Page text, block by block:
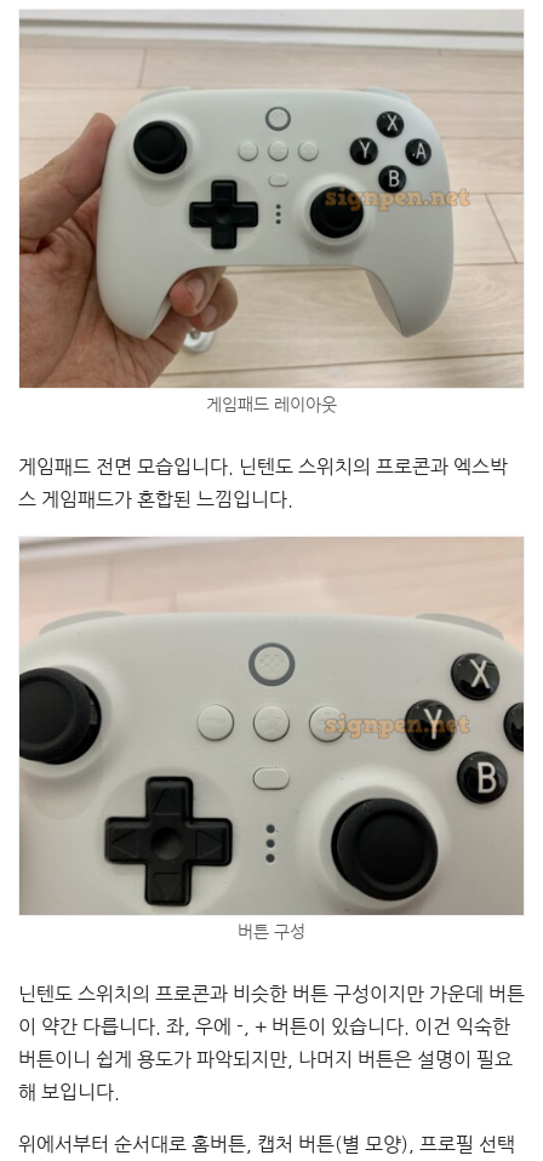
게임패드 레이아웃
게임패드 전면 모습입니다. 닌텐도 스위치의 프로콘과 엑스박
스 게임패드가 혼합된 느낌입니다.
버튼 구성
닌텐도 스위치의 프로콘과 비슷한 버튼 구성이지만 가운데 버튼
이 약간 다릅니다. 좌, 우에 -, + 버튼이 있습니다. 이건 익숙한
버튼이니 쉽게 용도가 파악되지만, 나머지 버튼은 설명이 필요
해 보입니다.
위에서부터 순서대로 홈버튼, 캡처 버튼(별 모양), 프로필 선택